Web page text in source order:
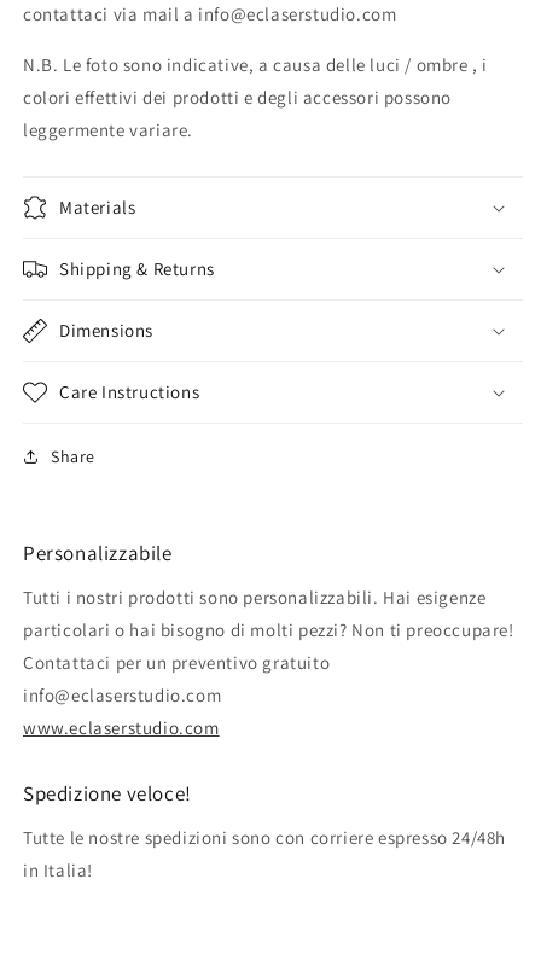
contattaci via mail a info@eclaserstudio.com
N.B. Le foto sono indicative, a causa delle luci / ombre , i
colori effettivi dei prodotti e degli accessori possono
leggermente variare.
Materials
Shipping & Returns
Dimensions
Care Instructions
Share
Personalizzabile
Tutti i nostri prodotti sono personalizzabili. Hai esigenze
particolari o hai bisogno di molti pezzi? Non ti preoccupare!
Contattaci per un preventivo gratuito
info@eclaserstudio.com
www.eclaserstudio.com
Spedizione veloce!
Tutte le nostre spedizioni sono con corriere espresso 24/48h
in Italia!